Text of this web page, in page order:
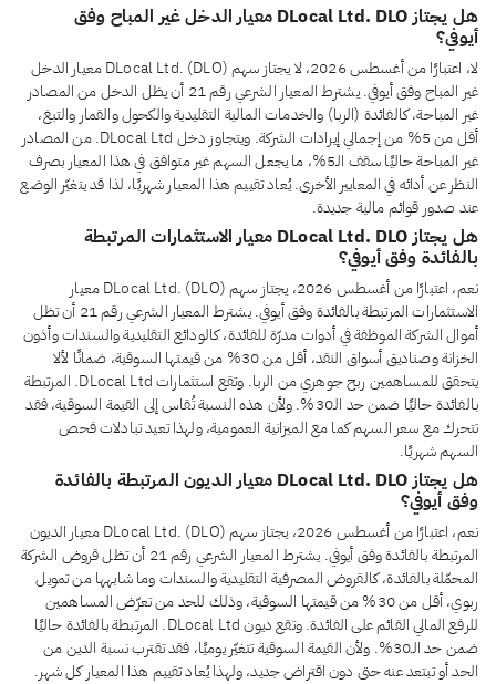
هل يجتاز DLocal Ltd. DLO معيار الدخل غير المباح وفق
أيوفي؟
لا، اعتبارًا من أغسطس 2026، لا يجتاز سهم DLocal Ltd. (DLO) معيار الدخل
غير المباح وفق أيوفي. يشترط المعيار الشرعي رقم 21 أن يظل الدخل من المصادر
غير المباحة، كالفائدة (الربا) والخدمات المالية التقليدية والكحول والقمار والتبغ،
أقل من 5% من إجمالي إيرادات الشركة. ويتجاوز دخل DLocal Ltd. من المصادر
غير المباحة حاليًا سقف الـ5%، ما يجعل السهم غير متوافق في هذا المعيار بصرف
النظر عن أدائه في المعايير الأخرى. يُعاد تقييم هذا المعيار شهريًا، لذا قد يتغيّر الوضع
عند صدور قوائم مالية جديدة.
هل يجتاز DLocal Ltd. DLO معيار الاستثمارات المرتبطة
بالفائدة وفق أيوفي؟
نعم، اعتبارًا من أغسطس 2026، يجتاز سهم DLocal Ltd. (DLO) معيار
الاستثمارات المرتبطة بالفائدة وفق أيوفي. يشترط المعيار الشرعي رقم 21 أن تظل
أموال الشركة الموظفة في أدوات مدرّة للفائدة، كالودائع التقليدية والسندات وأذون
الخزانة وصناديق أسواق النقد، أقل من 30% من قيمتها السوقية، ضمانًا لألا
يتحقق للمساهمين ربح جوهري من الربا. وتقع استثمارات DLocal Ltd. المرتبطة
بالفائدة حاليًا ضمن حد الـ30%. ولأن هذه النسبة تُقاس إلى القيمة السوقية، فقد
تتحرك مع سعر السهم كما مع الميزانية العمومية، ولهذا تعيد تبادلات فحص
السهم شهريًا.
هل يجتاز DLocal Ltd. DLO معيار الديون المرتبطة بالفائدة
وفق أيوفي؟
نعم، اعتبارًا من أغسطس 2026، يجتاز سهم DLocal Ltd. (DLO) معيار الديون
المرتبطة بالفائدة وفق أيوفي. يشترط المعيار الشرعي رقم 21 أن تظل قروض الشركة
المحمّلة بالفائدة، كالقروض المصرفية التقليدية والسندات وما شابهها من تمويل
ربوي، أقل من 30% من قيمتها السوقية، وذلك للحد من تعرّض المساهمين
للرفع المالي القائم على الفائدة. وتقع ديون DLocal Ltd. المرتبطة بالفائدة حاليًا
ضمن حد الـ30%. ولأن القيمة السوقية تتغيّر يوميًا، فقد تقترب نسبة الدين من
الحد أو تبتعد عنه حتى دون اقتراض جديد، ولهذا يُعاد تقييم هذا المعيار كل شهر.